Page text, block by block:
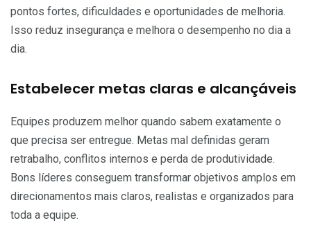
pontos fortes, dificuldades e oportunidades de melhoria.
Isso reduz insegurança e melhora o desempenho no dia a
dia.
Estabelecer metas claras e alcançáveis
Equipes produzem melhor quando sabem exatamente o
que precisa ser entregue. Metas mal definidas geram
retrabalho, conflitos internos e perda de produtividade.
Bons líderes conseguem transformar objetivos amplos em
direcionamentos mais claros, realistas e organizados para
toda a equipe.